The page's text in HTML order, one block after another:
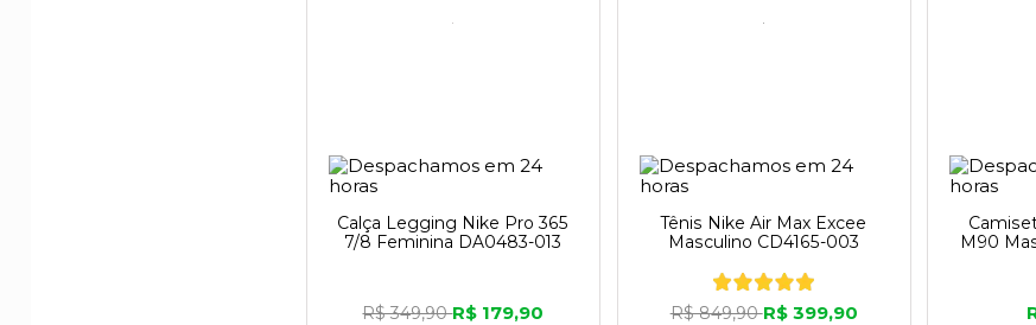
Calça Legging Nike Pro 365
7/8 Feminina DA0483-013
R$ 349,90R$ 179,90
Tênis Nike Air Max Excee
Masculino CD4165-003
R$ 849,90R$ 399,90
M90